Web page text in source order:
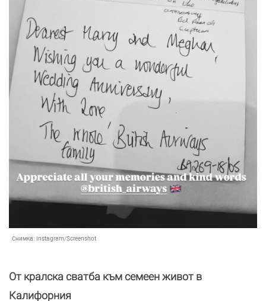
Снимка: Instagram/Screenshot
От кралска сватба към семеен живот в
Калифорния